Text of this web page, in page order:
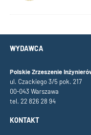
WYDAWCA
Polskie Zrzeszenie
ul. Czackiego 3/5 pok. 217
00-043 Warszawa
tel. 22 826 28 94
KONTAKT